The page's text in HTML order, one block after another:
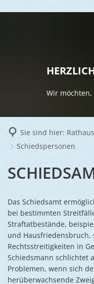
Wir
Sie sind hier: Rathaus
Schiedspersonen
Das Schiedsamt
bei bestimmten
Straftatbestände,
und Hausfriedensbruch,
Rechtsstreitigkeiten in
Schiedsmann schlichtet
Problemen, wenn sich
herüberwachsende